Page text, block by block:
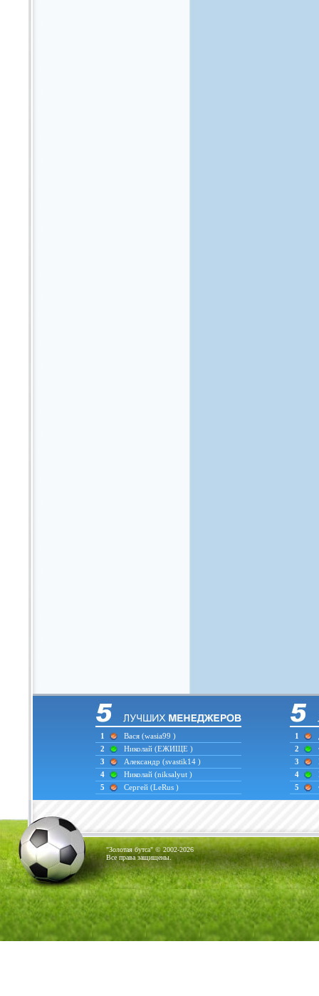
1 Вася (wasia99 )
2
Николай (ЕЖИЩЕ )
3
Александр (svastik14 )
4
Николай (niksalyut )
5
Сергей (LeRus )
1
2
3
4
5
"Золотая бутса" © 2002-2026
Все права защищены.